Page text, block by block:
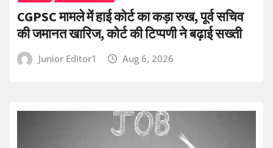
CGPSC मामले में हाई कोर्ट का कड़ा रुख, पूर्व सचिव
की जमानत खारिज, कोर्ट की टिप्पणी ने बढ़ाई सख्ती
Junior Editor1 Aug 6, 2026